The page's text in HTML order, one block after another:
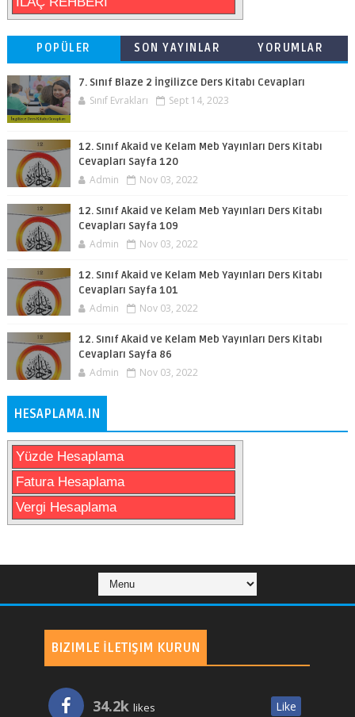
POPÜLER SON YAYINLAR YORUMLAR
7. Sınıf Blaze 2 İngilizce Ders Kitabı Cevapları
Sınıf Evrakları Sept 14, 2023
12. Sınıf Akaid ve Kelam Meb Yayınları Ders Kitabı
Cevapları Sayfa 120
Admin Nov 03, 2022
12. Sınıf Akaid ve Kelam Meb Yayınları Ders Kitabı
Cevapları Sayfa 109
Admin Nov 03, 2022
12. Sınıf Akaid ve Kelam Meb Yayınları Ders Kitabı
Cevapları Sayfa 101
Admin Nov 03, 2022
12. Sınıf Akaid ve Kelam Meb Yayınları Ders Kitabı
Cevapları Sayfa 86
Admin Nov 03, 2022
HESAPLAMA.IN
Yüzde Hesaplama
Fatura Hesaplama
Vergi Hesaplama
BIZIMLE İLETIŞIM KURUN
34.2k likes Like